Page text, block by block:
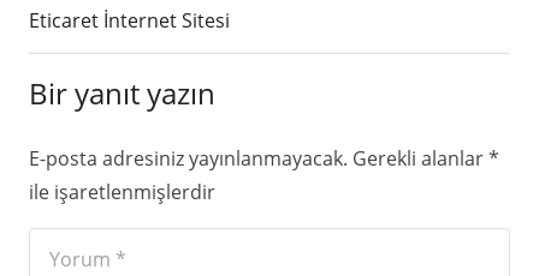
Eticaret İnternet Sitesi
Bir yanıt yazın
E-posta adresiniz yayınlanmayacak. Gerekli alanlar*
ile işaretlenmişlerdir